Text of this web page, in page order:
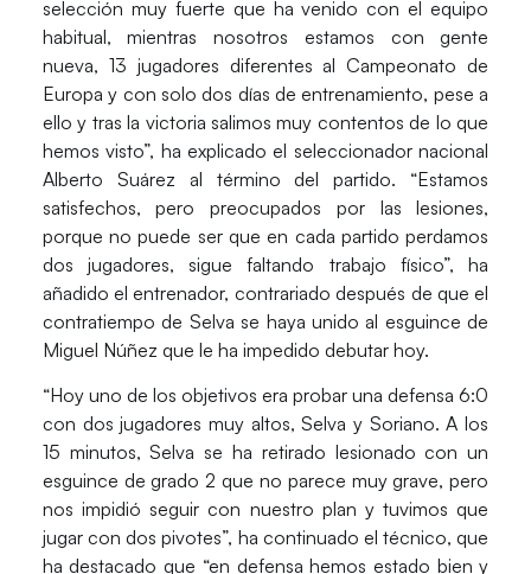
selección muy fuerte que ha venido con el equipo
habitual, mientras nosotros estamos con gente
nueva, 13 jugadores diferentes al Campeonato de
Europa y con solo dos días de entrenamiento, pese a
ello y tras la victoria salimos muy contentos de lo que
hemos visto”, ha explicado el seleccionador nacional
Alberto Suárez al término del partido. “Estamos
satisfechos, pero preocupados por las lesiones,
porque no puede ser que en cada partido perdamos
dos jugadores, sigue faltando trabajo físico”, ha
añadido el entrenador, contrariado después de que el
contratiempo de Selva se haya unido al esguince de
Miguel Núñez que le ha impedido debutar hoy.
“Hoy uno de los objetivos era probar una defensa 6:0
con dos jugadores muy altos, Selva y Soriano. A los
15 minutos, Selva se ha retirado lesionado con un
esguince de grado 2 que no parece muy grave, pero
nos impidió seguir con nuestro plan y tuvimos que
jugar con dos pivotes”, ha continuado el técnico, que
ha destacado que “en defensa hemos estado bien y